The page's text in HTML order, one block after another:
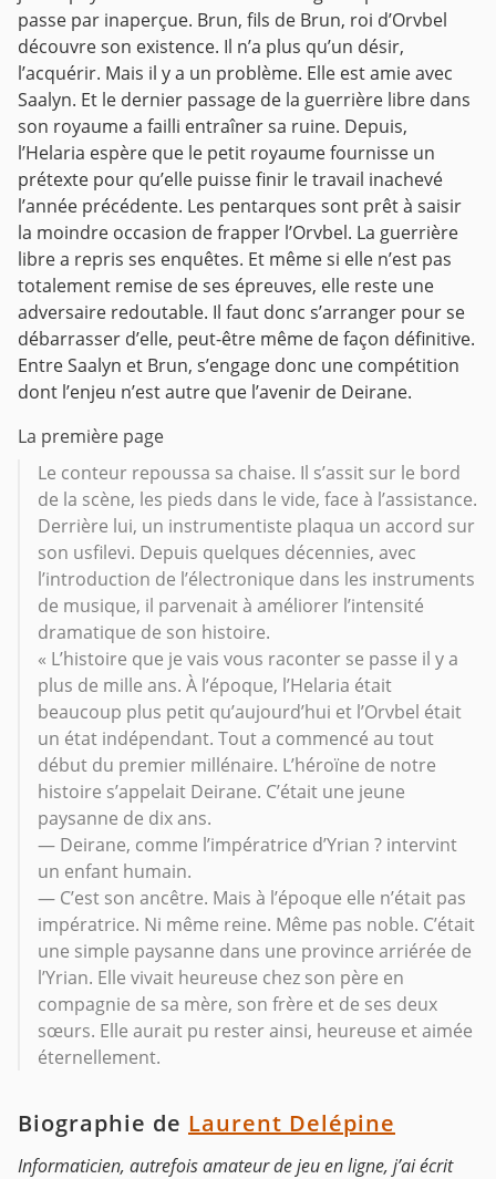
passe par inaperçue. Brun, fils de Brun, roi d’Orvbel
découvre son existence. Il n’a plus qu’un désir,
l’acquérir. Mais il y a un problème. Elle est amie avec
Saalyn. Et le dernier passage de la guerrière libre dans
son royaume a failli entraîner sa ruine. Depuis,
l’Helaria espère que le petit royaume fournisse un
prétexte pour qu’elle puisse finir le travail inachevé
l’année précédente. Les pentarques sont prêt à saisir
la moindre occasion de frapper l’Orvbel. La guerrière
libre a repris ses enquêtes. Et même si elle n’est pas
totalement remise de ses épreuves, elle reste une
adversaire redoutable. Il faut donc s’arranger pour se
débarrasser d’elle, peut-être même de façon définitive.
Entre Saalyn et Brun, s’engage donc une compétition
dont l’enjeu n’est autre que l’avenir de Deirane.
La première page
Le conteur repoussa sa chaise. Il s’assit sur le bord
de la scène, les pieds dans le vide, face à l’assistance.
Derrière lui, un instrumentiste plaqua un accord sur
son usfilevi. Depuis quelques décennies, avec
l’introduction de l’électronique dans les instruments
de musique, il parvenait à améliorer l’intensité
dramatique de son histoire.
« L’histoire que je vais vous raconter se passe il y a
plus de mille ans. À l’époque, l’Helaria était
beaucoup plus petit qu’aujourd’hui et l’Orvbel était
un état indépendant. Tout a commencé au tout
début du premier millénaire. L’héroïne de notre
histoire s’appelait Deirane. C’était une jeune
paysanne de dix ans.
— Deirane, comme l’impératrice d’Yrian ? intervint
un enfant humain.
— C’est son ancêtre. Mais à l’époque elle n’était pas
impératrice. Ni même reine. Même pas noble. C’était
une simple paysanne dans une province arriérée de
l’Yrian. Elle vivait heureuse chez son père en
compagnie de sa mère, son frère et de ses deux
sœurs. Elle aurait pu rester ainsi, heureuse et aimée
éternellement.
Biographie de Laurent Delépine
Informaticien, autrefois amateur de jeu en ligne, j’ai écrit